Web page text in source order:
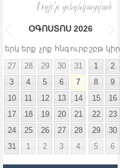
ՕԳՈՍՏՈՍ 2026
երկ երք չրք հնգուրբ շբթ կիր
27
28 29 30 31 1
2
3
4 5 6 7 8
9
10
11 12 13 14 15
16
17
18 19 20 21 22
23
24
25 26 27 28 29
30
31
1 2 3 4 5 6